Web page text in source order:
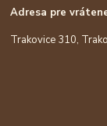
Adresa pre
Trakovice 310,